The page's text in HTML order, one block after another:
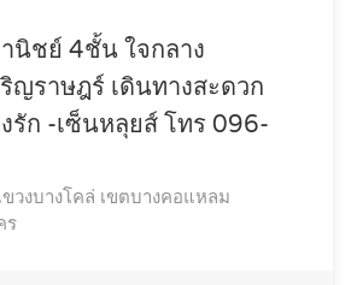
นิชย์ 4ชั้น ใจกลาง
ญราษฎร์ เดินทางสะดวก
รัก -เซ็นหลุยส์ โทร 096-
วงบางโคล่ เขตบางคอแหลม
ร